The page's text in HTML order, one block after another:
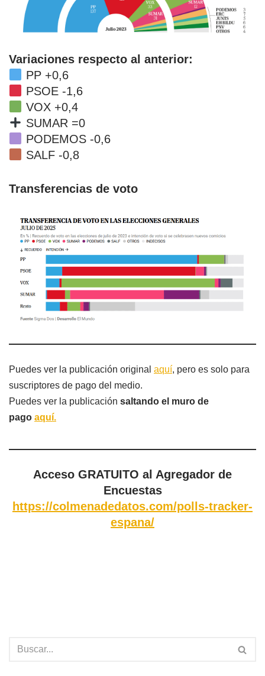
Variaciones respecto al anterior:
PP +0,6
PSOE -1,6
VOX +0,4
SUMAR =0
PODEMOS -0,6
SALF -0,8
Transferencias de voto
Puedes ver la publicación original aquí, pero es solo para
suscriptores de pago del medio.
Puedes ver la publicación saltando el muro de
pago aquí.
Acceso GRATUITO al Agregador de
Encuestas
https://colmenadedatos.com/polls-tracker-
espana/